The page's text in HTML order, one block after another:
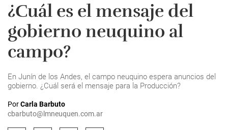
¿Cuál es el mensaje del
gobierno neuquino al
campo?
En Junín de los Andes, el campo neuquino espera anuncios del
gobierno. ¿Cuál será el mensaje para la Producción?
PorCarla Barbuto
cbarbuto@lmneuquen.com.ar